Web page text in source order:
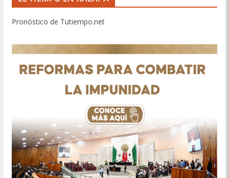
Pronóstico de Tutiempo.net